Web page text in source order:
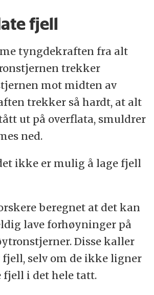
fjell
tyngdekraften fra alt
trekker
mot midten av
trekker så hardt, at alt
ut på overflata, smuldrer
ned.
ikke er mulig å lage fjell
beregnet at det kan
lave forhøyninger på
Disse kaller
selv om de ikke ligner
fjell i det hele tatt.